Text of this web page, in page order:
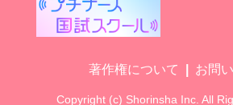
著作権について お問
Copyright (c) Shorinsha Inc. All